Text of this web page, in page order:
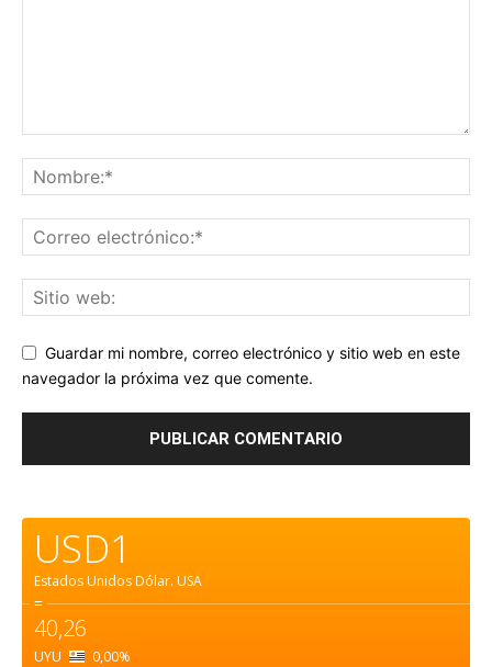
Guardar mi nombre, correo electrónico y sitio web en este
navegador la próxima vez que comente.
USD1
Estados Unidos Dólar. USA
=
40,26
UYU 0,00%